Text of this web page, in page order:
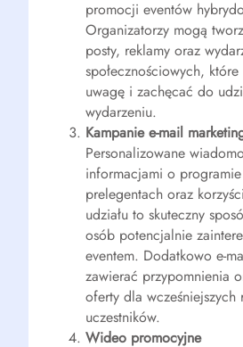
promocji eventów
Organizatorzy mogą
posty, reklamy oraz
społecznościowych,
uwagę i zachęcać do
wydarzeniu.
Kampanie e-mail
Personalizowane
informacjami o
prelegentach oraz
udziału to skuteczny
osób potencjalnie
eventem. Dodatkowo e-
zawierać przypomnienia
oferty dla wcześniejszych
uczestników.
Wideo promocyjne